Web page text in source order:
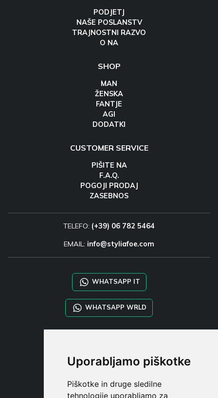
Uporabljamo piškotke
Piškotke in druge sledilne
tehnologije uporabljamo za
PODJETJ
NAŠE POSLANSTV
TRAJNOSTNI RAZVO
O NA
SHOP
MAN
ŽENSKA
FANTJE
AGI
DODATKI
CUSTOMER SERVICE
PIŠITE NA
F.A.Q.
POGOJI PRODAJ
ZASEBNOS
TELEFO: (+39) 06 782 5464
EMAIL: info@styliafoe.com
WHATSAPP IT
WHATSAPP WRLD
SHOP B2B
TAYLOR MADE ORDERS